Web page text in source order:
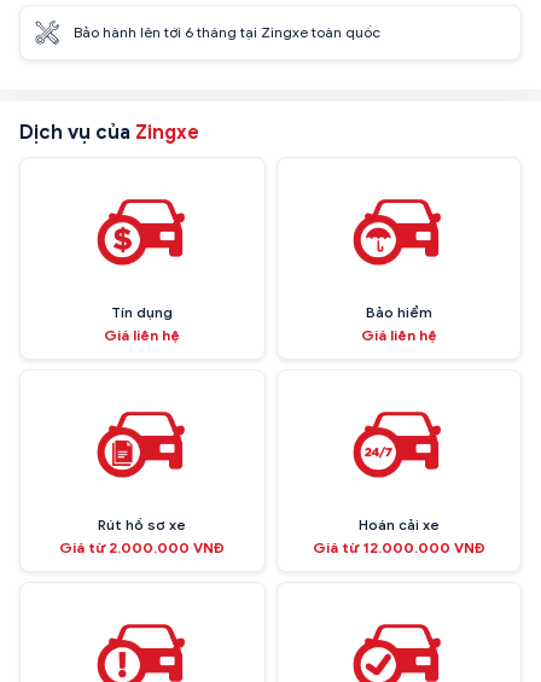
Bảo hành lên tới 6 tháng tại Zingxe toàn quốc
Dịch vụ của Zingxe
Tín dụng
Giá liên hệ
Bảo hiểm
Giá liên hệ
Rút hồ sơ xe
Giá từ 2.000.000 VNĐ
Hoán cải xe
Giá từ 12.000.000 VNĐ